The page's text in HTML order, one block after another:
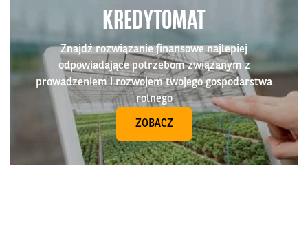
KREDYTOMAT
Znajdź rozwiązanie finansowe najlepiej
odpowiadające potrzebom związanym z
prowadzeniem i rozwojem twojego gospodarstwa
rolnego
ZOBACZ